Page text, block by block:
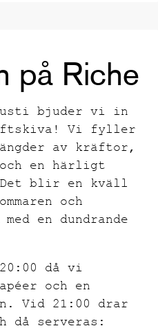
på Riche
bjuder vi in
Vi fyller
av kräftor,
en härligt
blir en kväll
och
en dundrande
då vi
och en
Vid 21:00 drar
då serveras: